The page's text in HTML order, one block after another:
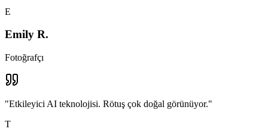
E
Emily R.
Fotoğrafçı
"Etkileyici AI teknolojisi. Rötuş çok doğal görünüyor."
T